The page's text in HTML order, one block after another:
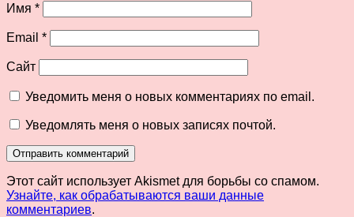
Имя *
Email *
Сайт
Уведомить меня о новых комментариях по email.
Уведомлять меня о новых записях почтой.
Этот сайт использует Akismet для борьбы со спамом.
Узнайте, как обрабатываются ваши данные
комментариев.